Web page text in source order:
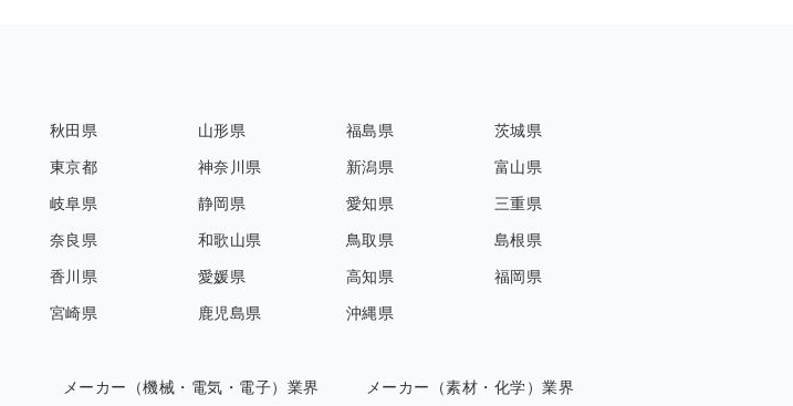
秋田県 山形県 福島県 茨城県
東京都 神奈川県 新潟県 富山県
岐阜県 静岡県 愛知県 三重県
奈良県 和歌山県 鳥取県 島根県
香川県 愛媛県 高知県 福岡県
宮崎県 鹿児島県 沖縄県
メーカー（機械・電気・電子）業界 メーカー（素材・化学）業界